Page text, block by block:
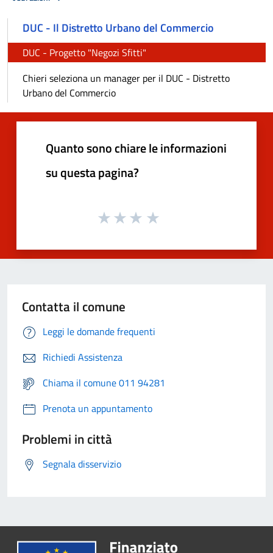
DUC - Il Distretto Urbano del Commercio
DUC - Progetto "Negozi Sfitti"
Chieri seleziona un manager per il DUC - Distretto
Urbano del Commercio
Quanto sono chiare le informazioni
su questa pagina?
Contatta il comune
Leggi le domande frequenti
Richiedi Assistenza
Chiama il comune 011 94281
Prenota un appuntamento
Problemi in città
Segnala disservizio